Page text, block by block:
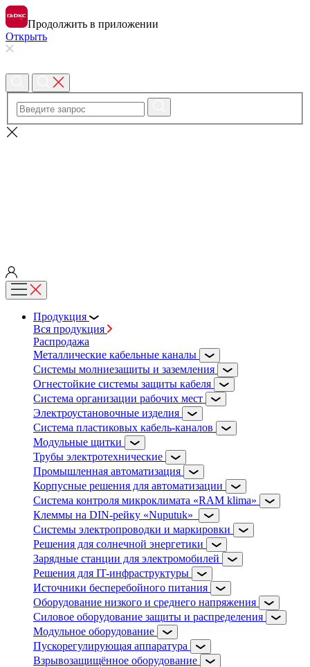
Продолжить в приложении
Открыть
Продукция
Вся продукция
Распродажа
Металлические кабельные каналы
Системы молниезащиты и заземления
Огнестойкие системы защиты кабеля
Система организации рабочих мест
Электроустановочные изделия
Система пластиковых кабель-каналов
Модульные щитки
Трубы электротехнические
Промышленная автоматизация
Корпусные решения для автоматизации
Система контроля микроклимата «RAM klima»
Клеммы на DIN-рейку «Nuputuk»
Системы электропроводки и маркировки
Решения для солнечной энергетики
Зарядные станции для электромобилей
Решения для IT-инфраструктуры
Источники бесперебойного питания
Оборудование низкого и среднего напряжения
Силовое оборудование защиты и распределения
Модульное оборудование
Пускорегулирующая аппаратура
Взрывозащищённое оборудование